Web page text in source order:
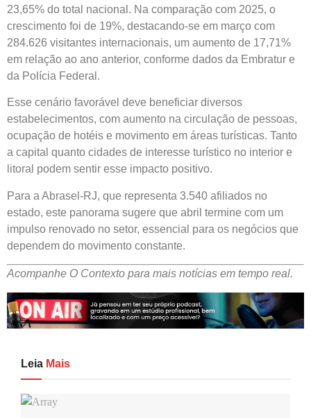
23,65% do total nacional. Na comparação com 2025, o
crescimento foi de 19%, destacando-se em março com
284.626 visitantes internacionais, um aumento de 17,71%
em relação ao ano anterior, conforme dados da Embratur e
da Polícia Federal.
Esse cenário favorável deve beneficiar diversos
estabelecimentos, com aumento na circulação de pessoas,
ocupação de hotéis e movimento em áreas turísticas. Tanto
a capital quanto cidades de interesse turístico no interior e
litoral podem sentir esse impacto positivo.
Para a Abrasel-RJ, que representa 3.540 afiliados no
estado, este panorama sugere que abril termine com um
impulso renovado no setor, essencial para os negócios que
dependem do movimento constante.
Acompanhe O Contexto para mais notícias em tempo real.
Leia Mais